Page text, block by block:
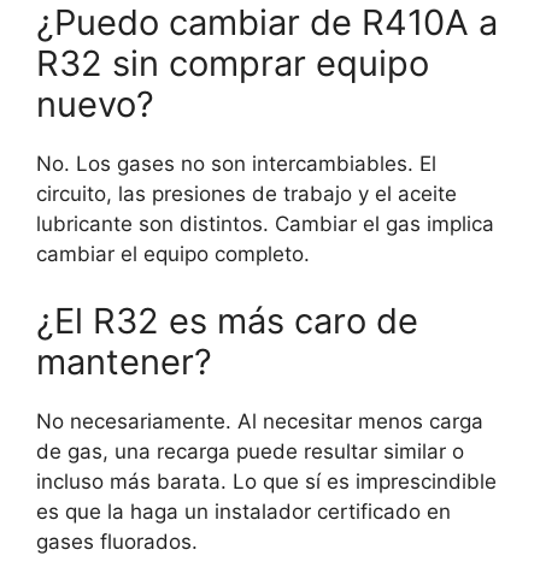
¿Puedo cambiar de R410A a
R32 sin comprar equipo
nuevo?
No. Los gases no son intercambiables. El
circuito, las presiones de trabajo y el aceite
lubricante son distintos. Cambiar el gas implica
cambiar el equipo completo.
¿El R32 es más caro de
mantener?
No necesariamente. Al necesitar menos carga
de gas, una recarga puede resultar similar o
incluso más barata. Lo que sí es imprescindible
es que la haga un instalador certificado en
gases fluorados.